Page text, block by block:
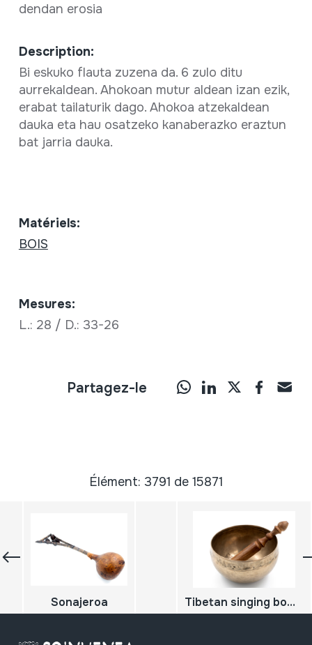
dendan erosia
Description:
Bi eskuko flauta zuzena da. 6 zulo ditu
aurrekaldean. Ahokoan mutur aldean izan ezik,
erabat tailaturik dago. Ahokoa atzekaldean
dauka eta hau osatzeko kanaberazko eraztun
bat jarria dauka.
Matériels:
BOIS
Mesures:
L.: 28 / D.: 33-26
Partagez-le
Élément: 3791 de 15871
Sonajeroa Tibetan singing bowls; Cuenco nepali